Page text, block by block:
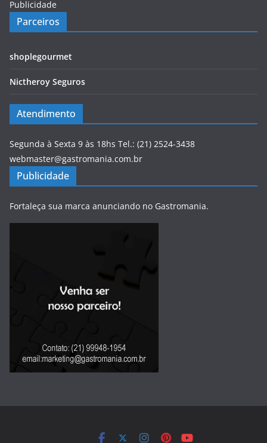
Publicidade
Parceiros
shoplegourmet
Nictheroy Seguros
Atendimento
Segunda à Sexta 9 às 18hs Tel.: (21) 2524-3438
webmaster@gastromania.com.br
Publicidade
Fortaleça sua marca anunciando no Gastromania.